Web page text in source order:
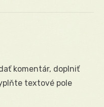
komentár, doplniť
textové pole